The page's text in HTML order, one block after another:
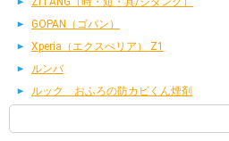
GOPAN（ゴパン）
Xperia（エクスぺリア） Z1
ルンバ
ルック おふろの防カビくん煙剤